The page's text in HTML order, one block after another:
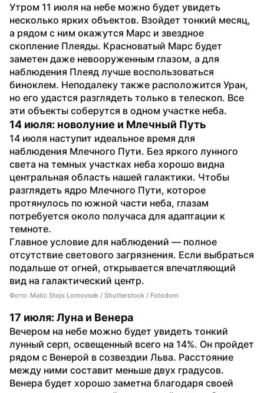
Утром 11 июля на небе можно будет увидеть
несколько ярких объектов. Взойдет тонкий месяц,
а рядом с ним окажутся Марс и звездное
скопление Плеяды. Красноватый Марс будет
заметен даже невооруженным глазом, а для
наблюдения Плеяд лучше воспользоваться
биноклем. Неподалеку также расположится Уран,
но его удастся разглядеть только в телескоп. Все
эти объекты соберутся в одном участке неба.
14 июля: новолуние и Млечный Путь
14 июля наступит идеальное время для
наблюдения Млечного Пути. Без яркого лунного
света на темных участках неба хорошо видна
центральная область нашей галактики. Чтобы
разглядеть ядро Млечного Пути, которое
протянулось по южной части неба, глазам
потребуется около получаса для адаптации к
темноте.
Главное условие для наблюдений — полное
отсутствие светового загрязнения. Если выбраться
подальше от огней, открывается впечатляющий
вид на галактический центр.
Фото: Matic Stojs Lomovsek / Shutterstock / Fotodom
17 июля: Луна и Венера
Вечером на небе можно будет увидеть тонкий
лунный серп, освещенный всего на 14%. Он пройдет
рядом с Венерой в созвездии Льва. Расстояние
между ними составит меньше двух градусов.
Венера будет хорошо заметна благодаря своей